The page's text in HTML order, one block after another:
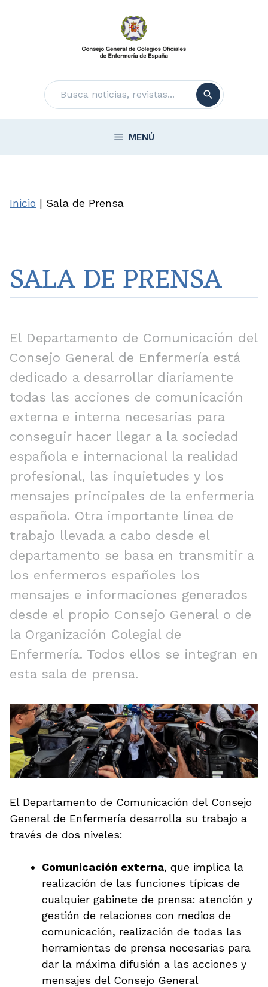
Buscar
MENÚ
Inicio | Sala de Prensa
SALA DE PRENSA
El Departamento de Comunicación del
Consejo General de Enfermería está
dedicado a desarrollar diariamente
todas las acciones de comunicación
externa e interna necesarias para
conseguir hacer llegar a la sociedad
española e internacional la realidad
profesional, las inquietudes y los
mensajes principales de la enfermería
española. Otra importante línea de
trabajo llevada a cabo desde el
departamento se basa en transmitir a
los enfermeros españoles los
mensajes e informaciones generados
desde el propio Consejo General o de
la Organización Colegial de
Enfermería. Todos ellos se integran en
esta sala de prensa.
El Departamento de Comunicación del Consejo
General de Enfermería desarrolla su trabajo a
través de dos niveles:
Comunicación externa, que implica la
realización de las funciones típicas de
cualquier gabinete de prensa: atención y
gestión de relaciones con medios de
comunicación, realización de todas las
herramientas de prensa necesarias para
dar la máxima difusión a las acciones y
mensajes del Consejo General